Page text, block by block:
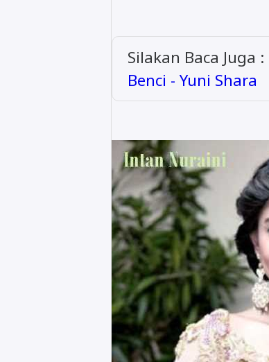
Silakan Baca Juga :
Benci - Yuni Shara